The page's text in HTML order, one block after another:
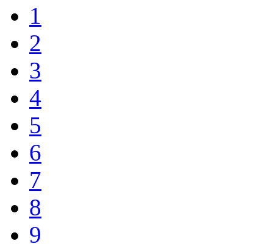
1
2
3
4
5
6
7
8
9